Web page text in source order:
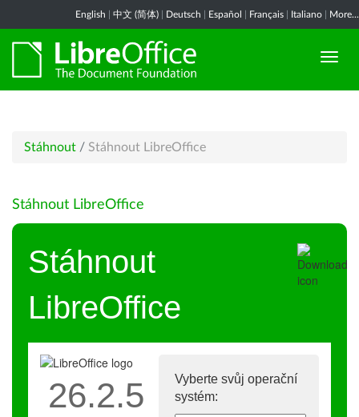
English 中文 (简体) Deutsch Español Français Italiano More...
Stáhnout / Stáhnout LibreOffice
Stáhnout LibreOffice
Stáhnout
LibreOffice
Vyberte svůj operační
systém:
26.2.5